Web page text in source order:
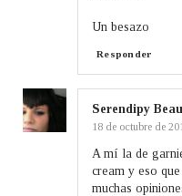
Un besazo
Responder
Serendipy
18 de octubre de
A mí la de
cream y eso
muchas